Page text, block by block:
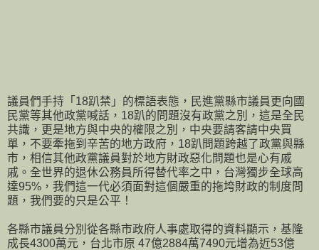
議員們手持「18趴禁」的標語表態，民進黨縣市議員更向國
民黨等其他政黨喊話，18趴的問題沒有政黨之別，這是全民
共識，更是地方與中央的權限之別，中央要請客請中央買
單，不要牽拖到辛苦的地方政府，18趴問題跨越了政黨與縣
市，相信其他政黨議員對於地方財政惡化問題也是心有戚
戚。全世界的退休公務員所得替代率之中，台灣獨步全球高
達95%，我們這一代必須面對這個嚴重的拖垮財政的制度問
題，我們要的只是公平！
各縣市議員分別從各縣市政府人事處取得的資料顯示，基隆
成長4300萬元，台北市原 47億2884萬7490元增為近53億